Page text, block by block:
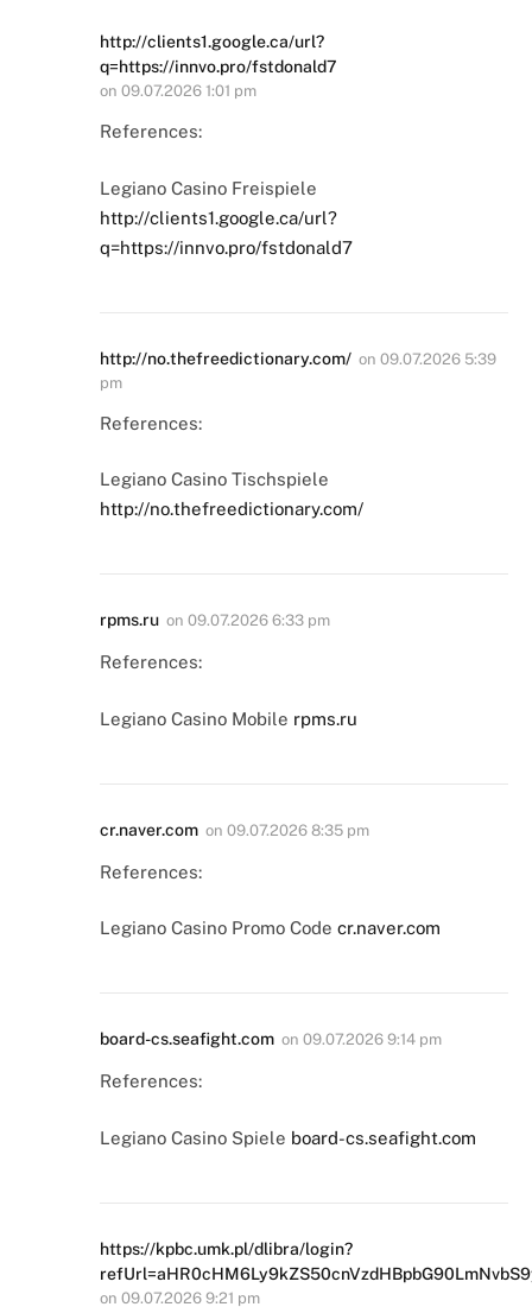
http://clients1.google.ca/url?
q=https://innvo.pro/fstdonald7
on 09.07.2026 1:01 pm
References:
Legiano Casino Freispiele
http://clients1.google.ca/url?
q=https://innvo.pro/fstdonald7
http://no.thefreedictionary.com/ on 09.07.2026 5:39
pm
References:
Legiano Casino Tischspiele
http://no.thefreedictionary.com/
rpms.ru on 09.07.2026 6:33 pm
References:
Legiano Casino Mobile rpms.ru
cr.naver.com on 09.07.2026 8:35 pm
References:
Legiano Casino Promo Code cr.naver.com
board-cs.seafight.com on 09.07.2026 9:14 pm
References:
Legiano Casino Spiele board-cs.seafight.com
https://kpbc.umk.pl/dlibra/login?
on 09.07.2026 9:21 pm